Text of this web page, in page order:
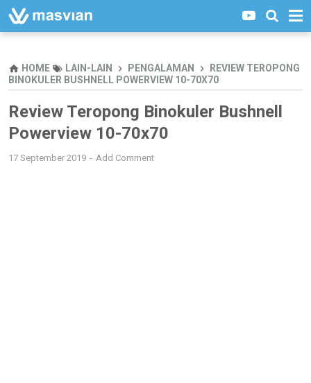
HOME LAIN-LAIN PENGALAMAN
REVIEW TEROPONG
BINOKULER BUSHNELL POWERVIEW 10-70X70
Review Teropong Binokuler Bushnell
Powerview 10-70x70
17 September 2019 Add Comment